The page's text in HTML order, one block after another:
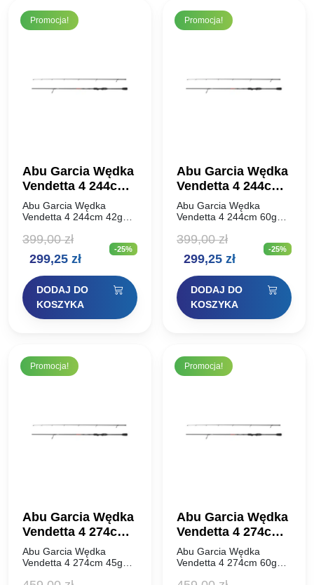
Promocja!
Abu Garcia Wędka
Vendetta 4 244cm
42g
Abu Garcia Wędka
Vendetta 4 244cm 42g
VENDETTA® od Abu
Garcia oferuje znakomitą
jakość i bogactwo
Te mocne, czułe i lekkie…
399,00zł
Pierwotna
cena
wynosiła:
399,00 zł.
299,25 złAktualna
cena
wynosi:
299,25 zł.
-25%
DODAJ DO
KOSZYKA
Promocja!
Abu Garcia Wędka
Vendetta 4 244cm
60g
Abu Garcia Wędka
Vendetta 4 244cm 60g
VENDETTA® od Abu
Garcia oferuje znakomitą
jakość i bogactwo
Te mocne, czułe i lekkie…
399,00zł
Pierwotna
cena
wynosiła:
399,00 zł.
299,25 złAktualna
cena
wynosi:
299,25 zł.
-25%
DODAJ DO
KOSZYKA
Promocja!
Abu Garcia Wędka
Vendetta 4 274cm
45g
Abu Garcia Wędka
Vendetta 4 274cm 45g
Promocja!
Abu Garcia Wędka
Vendetta 4 274cm
60g
Abu Garcia Wędka
Vendetta 4 274cm 60g